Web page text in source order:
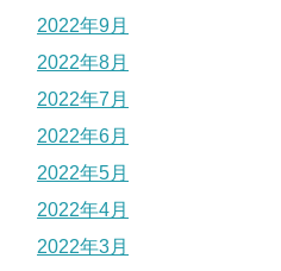
2022年9月
2022年8月
2022年7月
2022年6月
2022年5月
2022年4月
2022年3月